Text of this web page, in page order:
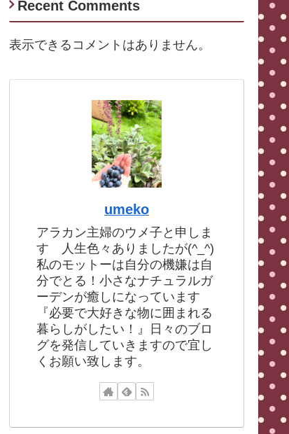
Recent Comments
表示できるコメントはありません。
umeko
アラカン主婦のウメ子と申しま
す 人生色々ありましたが(^_^)
私のモットーは自分の機嫌は自
分でとる！小さなナチュラルガ
ーデンが癒しになっています
『必要で大好きな物に囲まれる
暮らしがしたい！』日々のブロ
グを発信していきますので宜し
くお願い致します。